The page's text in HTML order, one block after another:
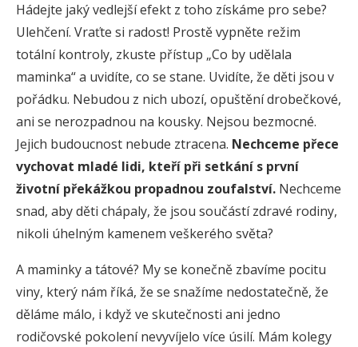
Hádejte jaký vedlejší efekt z toho získáme pro sebe?
Ulehčení. Vraťte si radost! Prostě vypněte režim
totální kontroly, zkuste přístup „Co by udělala
maminka“ a uvidíte, co se stane. Uvidíte, že děti jsou v
pořádku. Nebudou z nich ubozí, opuštění drobečkové,
ani se nerozpadnou na kousky. Nejsou bezmocné.
Jejich budoucnost nebude ztracena. Nechceme přece
vychovat mladé lidi, kteří při setkání s první
životní překážkou propadnou zoufalství. Nechceme
snad, aby děti chápaly, že jsou součástí zdravé rodiny,
nikoli úhelným kamenem veškerého světa?
A maminky a tátové? My se konečně zbavíme pocitu
viny, který nám říká, že se snažíme nedostatečně, že
děláme málo, i když ve skutečnosti ani jedno
rodičovské pokolení nevyvíjelo více úsilí. Mám kolegy